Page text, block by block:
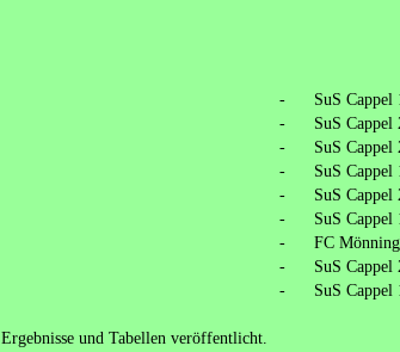
- SuS Cappel
- SuS Cappel
- SuS Cappel
- SuS Cappel
- SuS Cappel
- SuS Cappel
- FC
- SuS Cappel
- SuS Cappel
und Tabellen veröffentlicht.